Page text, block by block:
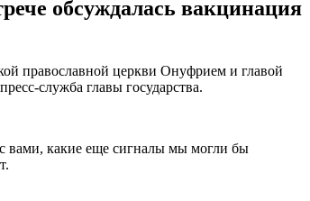
обсуждалась вакцинация
православной церкви Онуфрием и главой
пресс-служба главы государства.
вами, какие еще сигналы мы могли бы